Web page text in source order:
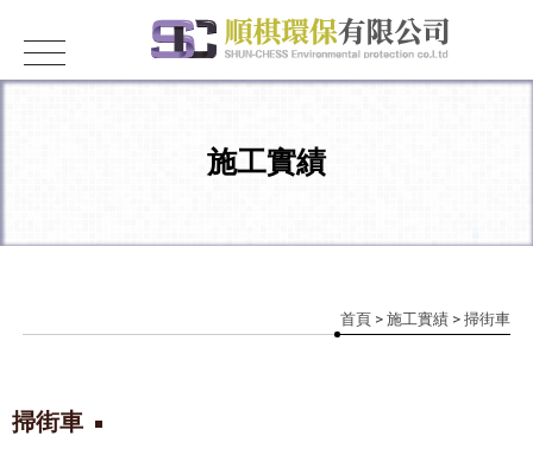
施工實績
首頁 >施工實績 > 掃街車
掃街車